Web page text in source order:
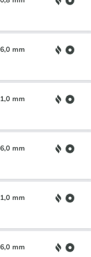
mm
mm
mm
mm
mm